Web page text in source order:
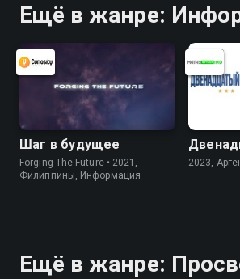
Ещё в жанре:
Шаг в будущее
Forging The Future • 2021,
Филиппины, Информация
2023,
Ещё в жанре: